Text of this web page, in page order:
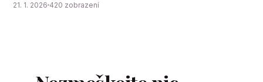
21. 1. 2026 420 zobrazení